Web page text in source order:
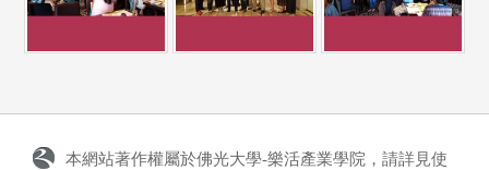
本網站著作權屬於佛光大學-樂活產業學院，請詳見使